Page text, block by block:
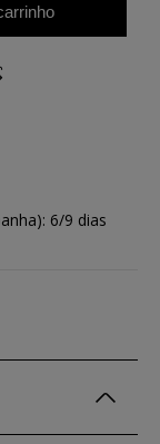
6/9 dias